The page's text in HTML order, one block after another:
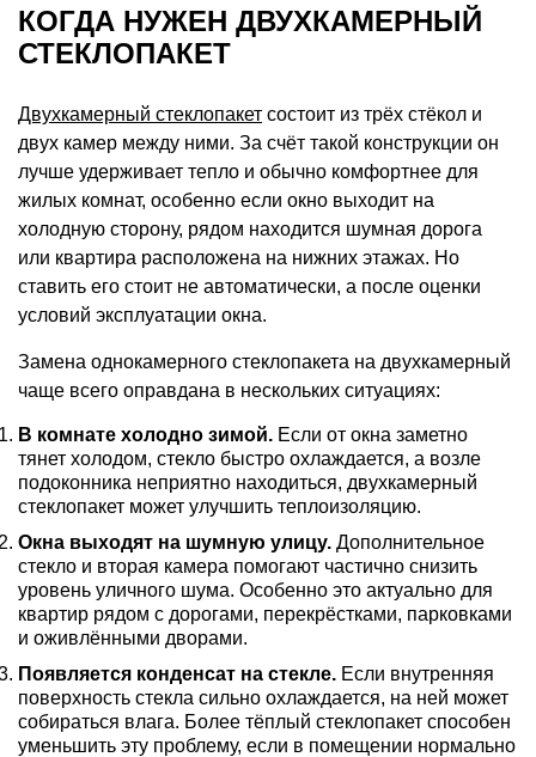
КОГДА НУЖЕН ДВУХКАМЕРНЫЙ
СТЕКЛОПАКЕТ
Двухкамерный стеклопакет состоит из трёх стёкол и
двух камер между ними. За счёт такой конструкции он
лучше удерживает тепло и обычно комфортнее для
жилых комнат, особенно если окно выходит на
холодную сторону, рядом находится шумная дорога
или квартира расположена на нижних этажах. Но
ставить его стоит не автоматически, а после оценки
условий эксплуатации окна.
Замена однокамерного стеклопакета на двухкамерный
чаще всего оправдана в нескольких ситуациях:
В комнате холодно зимой. Если от окна заметно
тянет холодом, стекло быстро охлаждается, а возле
подоконника неприятно находиться, двухкамерный
стеклопакет может улучшить теплоизоляцию.
Окна выходят на шумную улицу. Дополнительное
стекло и вторая камера помогают частично снизить
уровень уличного шума. Особенно это актуально для
квартир рядом с дорогами, перекрёстками, парковками
и оживлёнными дворами.
Появляется конденсат на стекле. Если внутренняя
поверхность стекла сильно охлаждается, на ней может
собираться влага. Более тёплый стеклопакет способен
уменьшить эту проблему, если в помещении нормально